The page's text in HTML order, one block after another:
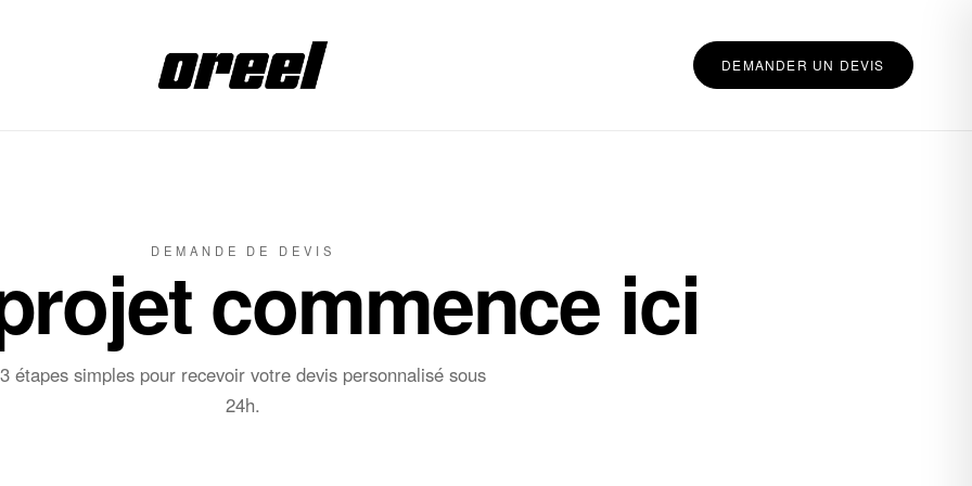
DEMANDER UN DEVIS
DEMANDE DE DEVIS
commence ici
3 étapes simples pour recevoir votre devis personnalisé sous
24h.